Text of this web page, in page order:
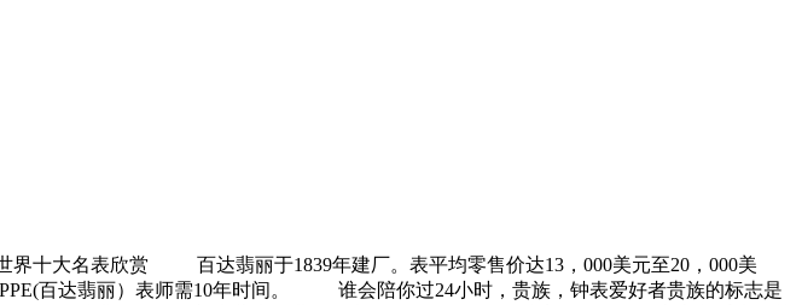
界十大名表欣赏 百达翡丽于1839年建厂。表平均零售价达13，000美元至20，000美
百达翡丽）表师需10年时间。 谁会陪你过24小时，贵族，钟表爱好者贵族的标志是